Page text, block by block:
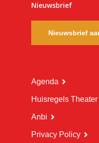
Nieuwsbrief
Nieuwsbrief
Agenda
Huisregels
Anbi
Privacy Policy